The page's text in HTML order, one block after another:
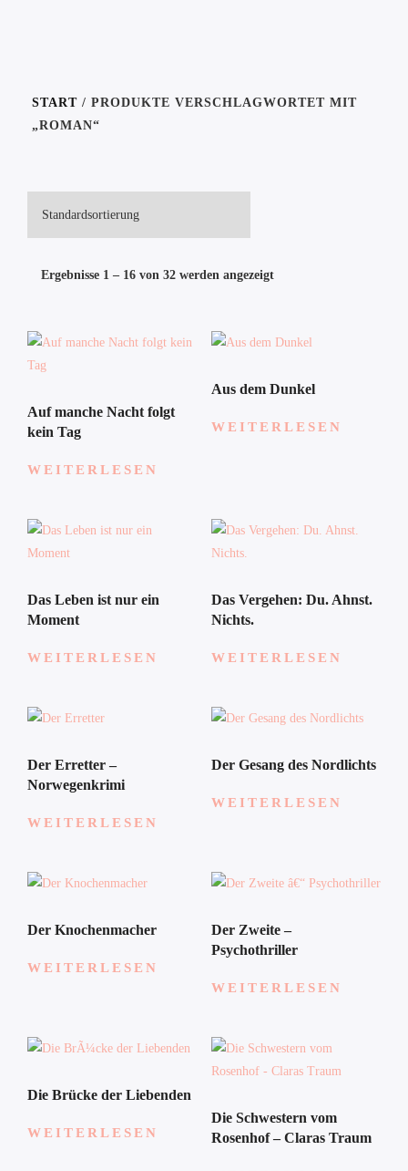
START / PRODUKTE VERSCHLAGWORTET MIT
„ROMAN“
Ergebnisse 1 – 16 von 32 werden angezeigt
Auf manche Nacht folgt
kein Tag
WEITERLESEN
Aus dem Dunkel
WEITERLESEN
Das Leben ist nur ein
Moment
WEITERLESEN
Das Vergehen: Du. Ahnst.
Nichts.
WEITERLESEN
Der Erretter –
Norwegenkrimi
WEITERLESEN
Der Gesang des Nordlichts
WEITERLESEN
Der Knochenmacher
WEITERLESEN
Der Zweite –
Psychothriller
WEITERLESEN
Die Brücke der Liebenden
WEITERLESEN
Die Schwestern vom
Rosenhof – Claras Traum